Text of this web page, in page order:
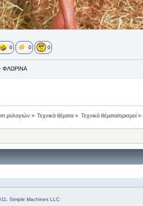
0 0 0
ΦΛΩΡΙΝΑ
ρολογιών » Τεχνικά θέματα » Τεχνικά θέματα/ορισμοί»
Simple Machines LLC